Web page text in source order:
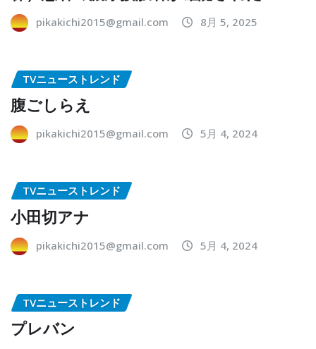
pikakichi2015@gmail.com 8月 5, 2025
TVニューストレンド
腹ごしらえ
pikakichi2015@gmail.com 5月 4, 2024
TVニューストレンド
小田切アナ
pikakichi2015@gmail.com 5月 4, 2024
TVニューストレンド
プレバン